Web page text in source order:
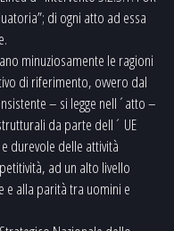
di ogni atto ad essa
minuziosamente le ragioni
di riferimento, ovvero dal
– si legge nell´atto –
da parte dell´ UE
durevole delle attività
ad un alto livello
e alla parità tra uomini e